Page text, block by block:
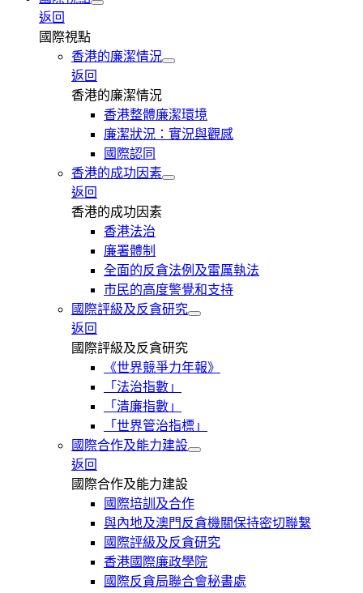
返回
國際視點
香港的廉潔情況
返回
香港的廉潔情況
香港整體廉潔環境
廉潔狀況：實況與觀感
國際認同
香港的成功因素
返回
香港的成功因素
香港法治
廉署體制
全面的反貪法例及雷厲執法
市民的高度警覺和支持
國際評級及反貪研究
返回
國際評級及反貪研究
《世界競爭力年報》
「法治指數」
「清廉指數」
「世界管治指標」
國際合作及能力建設
返回
國際合作及能力建設
國際培訓及合作
與內地及澳門反貪機關保持密切聯繫
國際評級及反貪研究
香港國際廉政學院
國際反貪局聯合會秘書處